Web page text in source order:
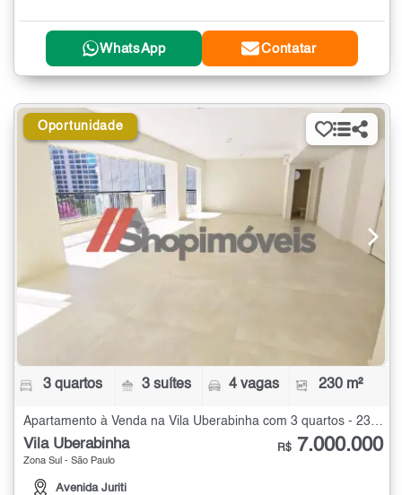
WhatsApp Contatar
Oportunidade
3 quartos 3 suítes 4 vagas 230 m²
Apartamento à Venda na Vila Uberabinha com 3 quartos - 230 m²
Vila Uberabinha
Zona Sul - São Paulo
Avenida Juriti
R$ 7.000.000